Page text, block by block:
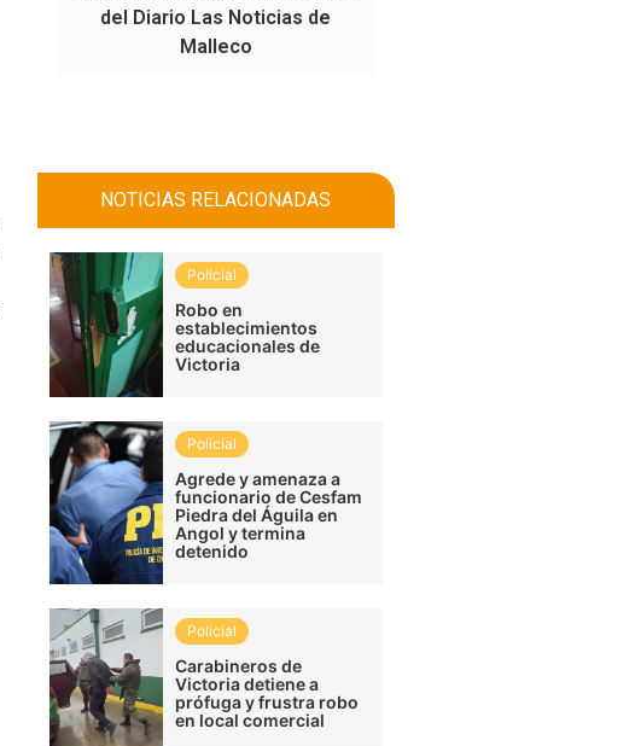
del Diario Las Noticias de
Malleco
NOTICIAS RELACIONADAS
Policial
Robo en
establecimientos
educacionales de
Victoria
Policial
Agrede y amenaza a
funcionario de Cesfam
Piedra del Águila en
Angol y termina
detenido
Policial
Carabineros de
Victoria detiene a
prófuga y frustra robo
en local comercial